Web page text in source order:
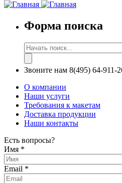
Форма поиска
Звоните нам 8(495) 64-911-
О компании
Наши услуги
Требования к макетам
Доставка продукции
Наши контакты
Есть вопросы?
Имя *
Email *